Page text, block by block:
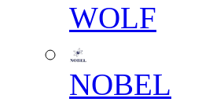
WOLF
NOBEL